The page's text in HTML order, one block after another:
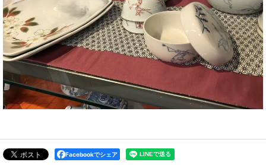
Facebookでシェア